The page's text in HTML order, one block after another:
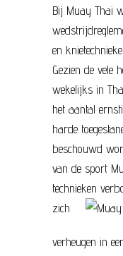
Bij Muay Thai
en
Gezien de vele
wekelijks in
het aantal
harde
beschouwd
van de sport
technieken
zich
verheugen in